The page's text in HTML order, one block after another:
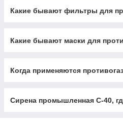
Какие бывают фильтры для
Какие бывают маски для
Когда применяются
Сирена промышленная С-40,